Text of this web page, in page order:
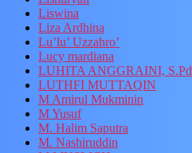
Liswina
Liza Ardhina
Lu’lu’ Uzzahro’
Lucy mardiana
LUHITA ANGGRAINI, S.Pd
LUTHFI MUTTAQIN
M Amirul Mukminin
M Yusuf
M. Halim Saputra
M. Nashiruddin